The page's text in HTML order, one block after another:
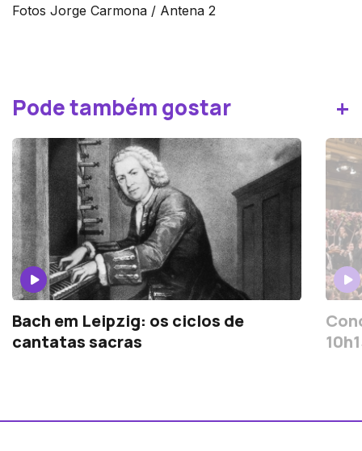
Fotos Jorge Carmona / Antena 2
Pode também gostar +
Bach em Leipzig: os ciclos de
cantatas sacras